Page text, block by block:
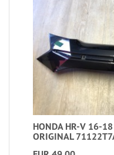
HONDA HR-V 16-18
ORIGINAL